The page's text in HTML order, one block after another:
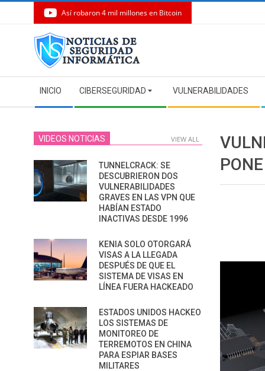
Así robaron 4 mil millones en Bitcoin
Navigation
Menu
INICIO CIBERSEGURIDAD VULNERABILIDADES
VIDEOS NOTICIAS VIEW ALL
TUNNELCRACK: SE
DESCUBRIERON DOS
VULNERABILIDADES
GRAVES EN LAS VPN QUE
HABÍAN ESTADO
INACTIVAS DESDE 1996
KENIA SOLO OTORGARÁ
VISAS A LA LLEGADA
DESPUÉS DE QUE EL
SISTEMA DE VISAS EN
LÍNEA FUERA HACKEADO
ESTADOS UNIDOS HACKEO
LOS SISTEMAS DE
MONITOREO DE
TERREMOTOS EN CHINA
PARA ESPIAR BASES
MILITARES